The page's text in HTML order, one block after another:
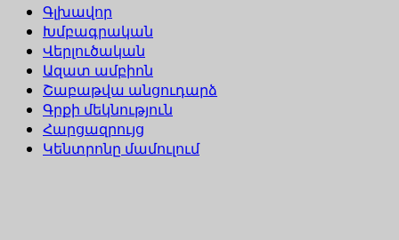
Գլխավոր
Խմբագրական
Վերլուծական
Ազատ ամբիոն
Շաբաթվա անցուդարձ
Գրքի մեկնություն
Հարցազրույց
Կենտրոնը մամուլում